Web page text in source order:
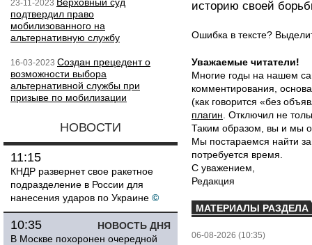
23-11-2023
подтвердил право
мобилизованного на
альтернативную службу
16-03-2023 Создан прецедент о
возможности выбора
альтернативной службы при
призыве по мобилизации
НОВОСТИ
11:15
КНДР развернет свое ракетное
подразделение в России для
нанесения ударов по Украине ©
НОВОСТЬ ДНЯ
10:35
В Москве похоронен очередной
историю своей
Ошибка в тексте?
Уважаемые читатели!
Многие годы на нашем
комментирования,
(как говорится «без
плагин . Отключил не
Таким образом, вы и мы
Мы постараемся найти
потребуется время.
С уважением,
Редакция
МАТЕРИАЛЫ РАЗДЕЛА
06-08-2026 (10:35)